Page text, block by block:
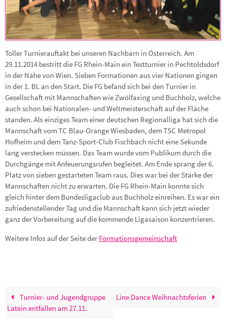
Toller Turnierauftakt bei unseren Nachbarn in Österreich. Am
29.11.2014 bestritt die FG Rhein-Main ein Testturnier in Pechtoldsdorf
in der Nähe von Wien. Sieben Formationen aus vier Nationen gingen
in der 1. BL an den Start. Die FG befand sich bei den Turnier in
Gesellschaft mit Mannschaften wie Zwölfaxing und Buchholz, welche
auch schon bei Nationalen- und Weltmeisterschaft auf der Fläche
standen. Als einziges Team einer deutschen Regionalliga hat sich die
Mannschaft vom TC Blau-Orange Wiesbaden, dem TSC Metropol
Hofheim und dem Tanz-Sport-Club Fischbach nicht eine Sekunde
lang verstecken müssen. Das Team wurde vom Publikum durch die
Durchgänge mit Anfeuerungsrufen begleitet. Am Ende sprang der 6.
Platz von sieben gestarteten Team raus. Dies war bei der Stärke der
Mannschaften nicht zu erwarten. Die FG Rhein-Main konnte sich
gleich hinter dem Bundesligaclub aus Buchholz einreihen. Es war ein
zufriedenstellender Tag und die Mannschaft kann sich jetzt wieder
ganz der Vorbereitung auf die kommende Ligasaison konzentrieren.
Weitere Infos auf der Seite der Formationsgemeinschaft
Turnier- und Jugendgruppe
Latein entfallen am 27.11.
Line Dance Weihnachtsferien